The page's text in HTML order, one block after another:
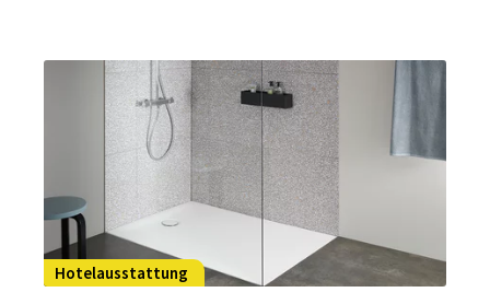
entwickelt: Das Pro Formula Programm bietet
hervorragende Reinigungsergebnisse bei der
ersten Anwendung.
Hotelausstattung